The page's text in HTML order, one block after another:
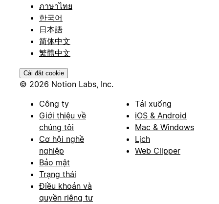
ภาษาไทย
한국어
日本語
简体中文
繁體中文
Cài đặt cookie
© 2026 Notion Labs, Inc.
Công ty
Giới thiệu về
chúng tôi
Cơ hội nghề
nghiệp
Bảo mật
Trạng thái
Điều khoản và
quyền riêng tư
Tải xuống
iOS & Android
Mac & Windows
Lịch
Web Clipper